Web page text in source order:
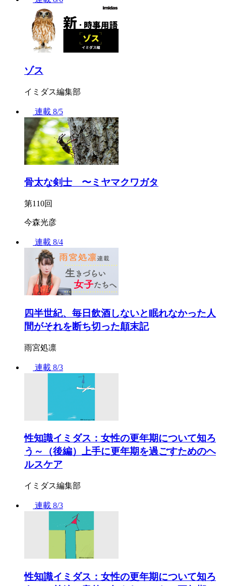
ゾス
イミダス編集部
連載 8/5
骨太な剣士 〜ミヤマクワガタ
第110回
今森光彦
連載 8/4
四半世紀、毎日飲酒しないと眠れなかった人
間がそれを断ち切った顛末記
雨宮処凛
連載 8/3
性知識イミダス：女性の更年期について知ろ
う～（後編）上手に更年期を過ごすためのヘ
ルスケア
イミダス編集部
連載 8/3
性知識イミダス：女性の更年期について知ろ